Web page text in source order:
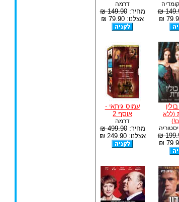
דרמה
מחיר:149.90 ₪
אצלנו: 79.90 ₪
(ללא
עמוס גיתאי -
אוסף 2
דרמה
מחיר:499.90 ₪
אצלנו: 249.90 ₪